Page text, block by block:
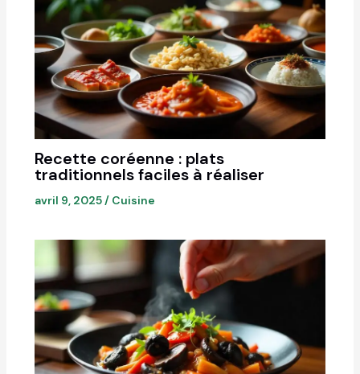
Recette coréenne : plats
traditionnels faciles à réaliser
avril 9, 2025/ Cuisine